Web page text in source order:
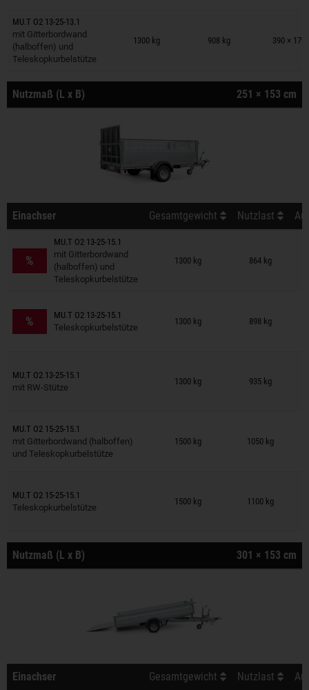
MU.T O2 13-25-13.1
mit Gitterbordwand
(halboffen) und
Teleskopkurbelstütze
1300 kg 908 kg 390 × 179
Anhänger auf Merkzettel
Nutzmaß (L x B) 251 × 153 cm
Einachser Gesamtgewicht Nutzlast
%
MU.T O2 13-25-15.1
mit Gitterbordwand
(halboffen) und
Teleskopkurbelstütze
1300 kg 864 kg
Anhänger auf Merkzettel
%
MU.T O2 13-25-15.1
Teleskopkurbelstütze
1300 kg 898 kg
Anhänger auf Merkzettel
MU.T O2 13-25-15.1
mit RW-Stütze
1300 kg 935 kg
Anhänger auf Merkzettel
MU.T O2 15-25-15.1
mit Gitterbordwand (halboffen)
und Teleskopkurbelstütze
1500 kg 1050 kg
Anhänger auf Merkzettel
MU.T O2 15-25-15.1
Teleskopkurbelstütze
1500 kg 1100 kg
Anhänger auf Merkzettel
Nutzmaß (L x B) 301 × 153 cm
Einachser Gesamtgewicht Nutzlast